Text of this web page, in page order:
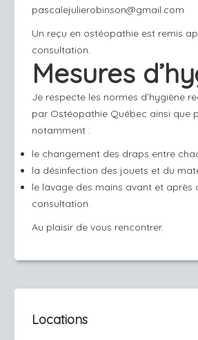
pascalejulierobinson@gmail.com
Un reçu en ostéopathie est remis
consultation.
Mesures
Je respecte les normes d’hygiène
par Ostéopathie Québec ainsi que
notamment :
le changement des draps entre
la désinfection des jouets et du
le lavage des mains avant et après
consultation.
Au plaisir de vous rencontrer.
Locations